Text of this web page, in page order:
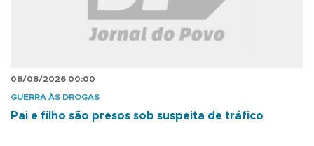
08/08/2026 00:00
GUERRA ÀS DROGAS
Pai e filho são presos sob suspeita de tráfico